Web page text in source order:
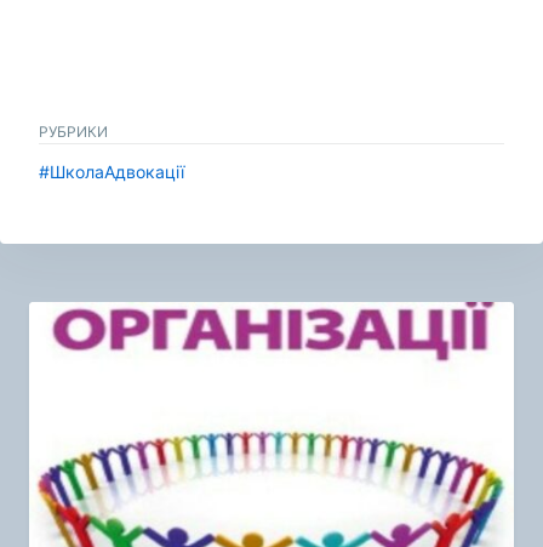
РУБРИКИ
#ШколаАдвокації
Навигация
по